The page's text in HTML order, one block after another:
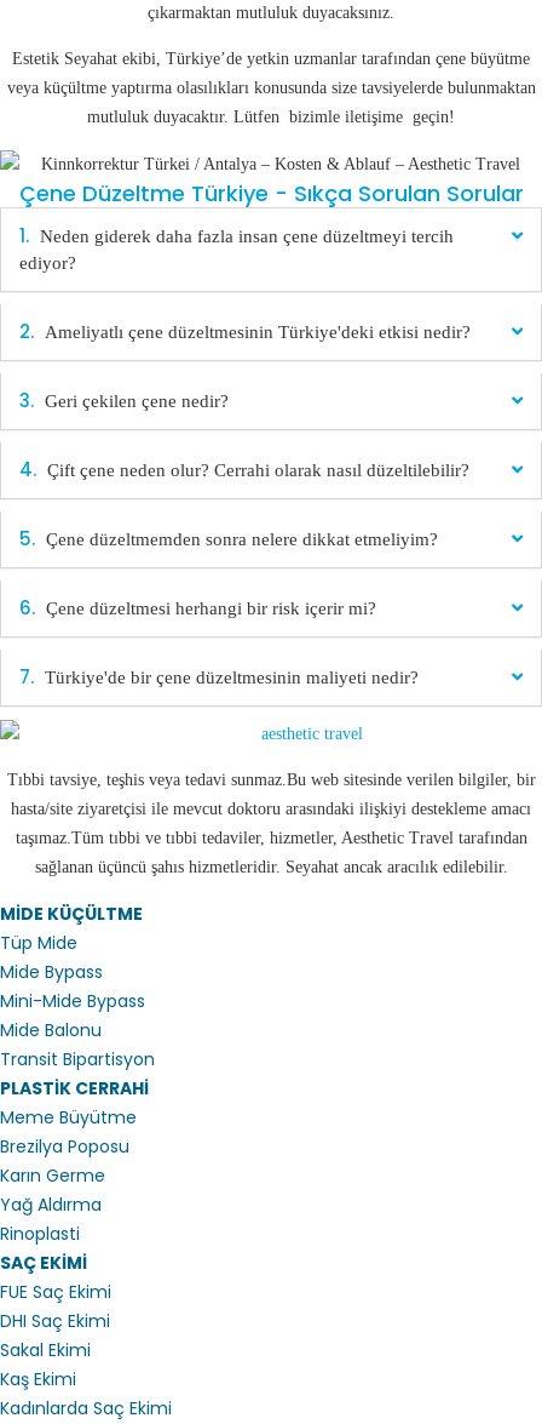
çıkarmaktan mutluluk duyacaksınız.
Estetik Seyahat ekibi, Türkiye’de yetkin uzmanlar tarafından çene büyütme
veya küçültme yaptırma olasılıkları konusunda size tavsiyelerde bulunmaktan
mutluluk duyacaktır. Lütfen bizimle iletişime geçin!
Çene Düzeltme Türkiye - Sıkça Sorulan Sorular
Neden giderek daha fazla insan çene düzeltmeyi tercih
ediyor?
Ameliyatlı çene düzeltmesinin Türkiye'deki etkisi nedir?
Geri çekilen çene nedir?
Çift çene neden olur? Cerrahi olarak nasıl düzeltilebilir?
Çene düzeltmemden sonra nelere dikkat etmeliyim?
Çene düzeltmesi herhangi bir risk içerir mi?
Türkiye'de bir çene düzeltmesinin maliyeti nedir?
Tıbbi tavsiye, teşhis veya tedavi sunmaz.Bu web sitesinde verilen bilgiler, bir
hasta/site ziyaretçisi ile mevcut doktoru arasındaki ilişkiyi destekleme amacı
taşımaz.Tüm tıbbi ve tıbbi tedaviler, hizmetler, Aesthetic Travel tarafından
sağlanan üçüncü şahıs hizmetleridir. Seyahat ancak aracılık edilebilir.
MİDE KÜÇÜLTME
Tüp Mide
Mide Bypass
Mini-Mide Bypass
Mide Balonu
Transit Bipartisyon
PLASTİK CERRAHİ
Meme Büyütme
Brezilya Poposu
Karın Germe
Yağ Aldırma
Rinoplasti
SAÇ EKİMİ
FUE Saç Ekimi
DHI Saç Ekimi
Sakal Ekimi
Kaş Ekimi
Kadınlarda Saç Ekimi